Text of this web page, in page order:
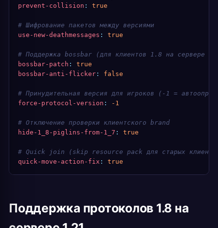
prevent-collision : true
# Шифрование пакетов между версиями
use-new-deathmessages : true
# Поддержка bossbar (для клиентов 1.8 на сервере
bossbar-patch :
true
bossbar-anti-flicker : false
# Принудительная версия для игроков (-1 =
force-protocol-version : -1
# Отключение проверки клиентского brand
hide-1_8-piglins-from-1_7 : true
# Quick join (skip resource pack для старых
quick-move-action-fix : true
Поддержка протоколов 1.8 на